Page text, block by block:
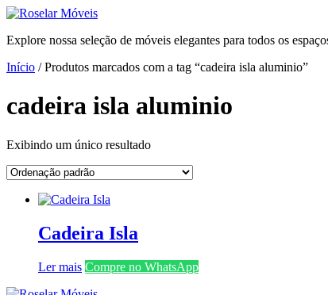
Ir
o
Explore nossa seleção de móveis elegantes para todos os
Início / Produtos marcados com a tag “cadeira isla aluminio”
cadeira isla aluminio
Exibindo um único resultado
Cadeira Isla
Ler mais Compre no WhatsApp